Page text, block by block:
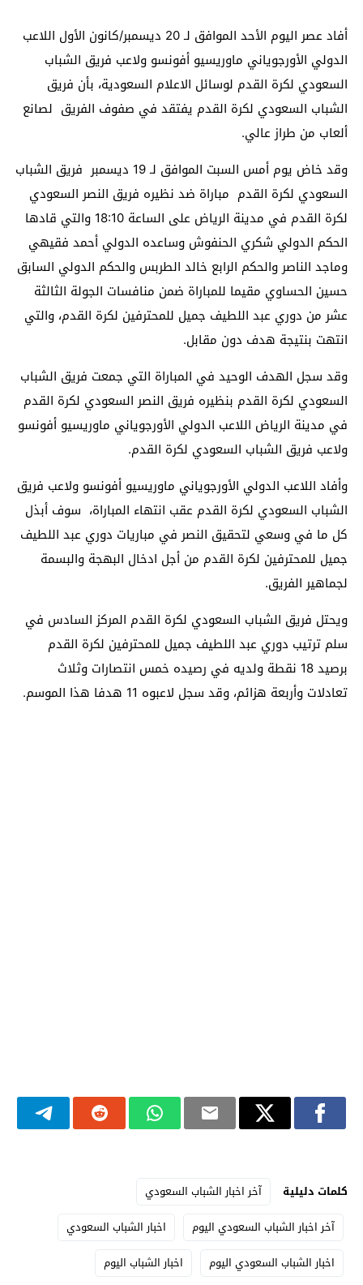
أفاد عصر اليوم الأحد الموافق لـ 20 ديسمبر/كانون الأول اللاعب
الدولي الأورجوياني ماوريسيو أفونسو ولاعب فريق الشباب
السعودي لكرة القدم لوسائل الاعلام السعودية، بأن فريق
الشباب السعودي لكرة القدم يفتقد في صفوف الفريق لصانع
ألعاب من طراز عالي.
وقد خاض يوم أمس السبت الموافق لـ 19 ديسمبر فريق الشباب
السعودي لكرة القدم مباراة ضد نظيره فريق النصر السعودي
لكرة القدم في مدينة الرياض على الساعة 18:10 والتي قادها
الحكم الدولي شكري الحنفوش وساعده الدولي أحمد فقيهي
وماجد الناصر والحكم الرابع خالد الطربس والحكم الدولي السابق
حسين الحساوي مقيما للمباراة ضمن منافسات الجولة الثالثة
عشر من دوري عبد اللطيف جميل للمحترفين لكرة القدم، والتي
انتهت بنتيجة هدف دون مقابل.
وقد سجل الهدف الوحيد في المباراة التي جمعت فريق الشباب
السعودي لكرة القدم بنظيره فريق النصر السعودي لكرة القدم
في مدينة الرياض اللاعب الدولي الأورجوياني ماوريسيو أفونسو
ولاعب فريق الشباب السعودي لكرة القدم.
وأفاد اللاعب الدولي الأورجوياني ماوريسيو أفونسو ولاعب فريق
الشباب السعودي لكرة القدم عقب انتهاء المباراة، سوف أبذل
كل ما في وسعي لتحقيق النصر في مباريات دوري عبد اللطيف
جميل للمحترفين لكرة القدم من أجل ادخال البهجة والبسمة
لجماهير الفريق.
ويحتل فريق الشباب السعودي لكرة القدم المركز السادس في
سلم ترتيب دوري عبد اللطيف جميل للمحترفين لكرة القدم
برصيد 18 نقطة ولديه في رصيده خمس انتصارات وثلاث
تعادلات وأربعة هزائم، وقد سجل لاعبوه 11 هدفا هذا الموسم.
كلمات دليلية
آخر اخبار الشباب السعودي
آخر اخبار الشباب السعودي اليوم
اخبار الشباب السعودي
اخبار الشباب السعودي اليوم
اخبار الشباب اليوم